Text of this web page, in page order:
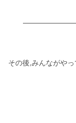
その後,みんながや